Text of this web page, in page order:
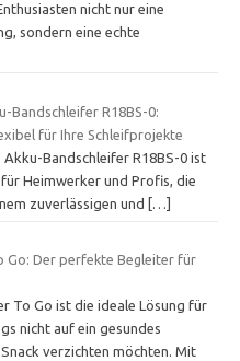
nicht nur eine
sondern eine echte
Bandschleifer R18BS-0:
für Ihre Schleifprojekte
Akku-Bandschleifer R18BS-0 ist
Heimwerker und Profis, die
zuverlässigen und […]
Go: Der perfekte Begleiter für
To Go ist die ideale Lösung für
nicht auf ein gesundes
verzichten möchten. Mit